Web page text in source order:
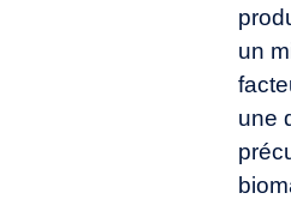
un
une